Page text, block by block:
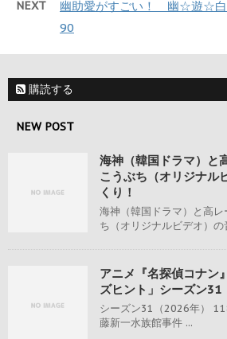
NEXT
幽助愛がすごい！ 幽☆遊☆白
90
購読する
NEW POST
海神（韓国ドラマ）と
こうぶち（オリジナル
くり！
海神（韓国ドラマ）と高
ち（オリジナルビデオ）の
アニメ『名探偵コナン
ズヒント」シーズン31
シーズン31（2026年）
藤新一水族館事件 ...